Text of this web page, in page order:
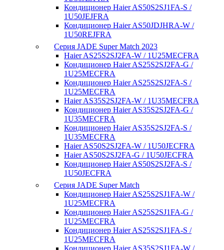
Кондиционер Haier AS50S2SJ1FA-S /
1U50JEJFRA
Кондиционер Haier AS50JDJHRA-W /
1U50REJFRA
Серия JADE Super Match 2023
Haier AS25S2SJ2FA-W / 1U25MECFRA
Кондиционер Haier AS25S2SJ2FA-G /
1U25MECFRA
Кондиционер Haier AS25S2SJ2FA-S /
1U25MECFRA
Haier AS35S2SJ2FA-W / 1U35MECFRA
Кондиционер Haier AS35S2SJ2FA-G /
1U35MECFRA
Кондиционер Haier AS35S2SJ2FA-S /
1U35MECFRA
Haier AS50S2SJ2FA-W / 1U50JECFRA
Haier AS50S2SJ2FA-G / 1U50JECFRA
Кондиционер Haier AS50S2SJ2FA-S /
1U50JECFRA
Серия JADE Super Match
Кондиционер Haier AS25S2SJ1FA-W /
1U25MECFRA
Кондиционер Haier AS25S2SJ1FA-G /
1U25MECFRA
Кондиционер Haier AS25S2SJ1FA-S /
1U25MECFRA
Кондиционер Haier AS35S2SJ1FA-W /